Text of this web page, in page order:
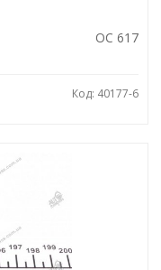
OC 617
Код: 40177-6